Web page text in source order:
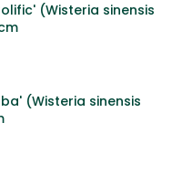
(Wisteria sinensis
(Wisteria sinensis